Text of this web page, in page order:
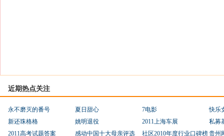
近期热点关注
永不磨灭的番号 夏日甜心 7电影
快乐
新还珠格格
姚明退役 2011上海车展
私募
2011高考试题答案
感动中国十大母亲评选 社区2010年度行业口碑榜贵州